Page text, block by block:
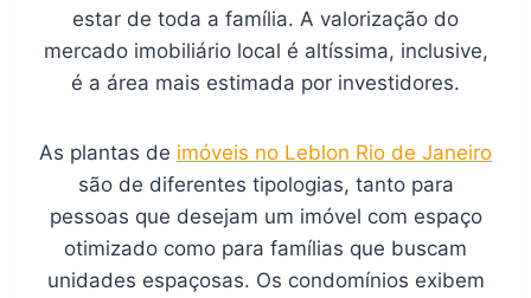
estar de toda a família. A valorização do
mercado imobiliário local é altíssima, inclusive,
é a área mais estimada por investidores.
As plantas de imóveis no Leblon Rio de Janeiro
são de diferentes tipologias, tanto para
pessoas que desejam um imóvel com espaço
otimizado como para famílias que buscam
unidades espaçosas. Os condomínios exibem